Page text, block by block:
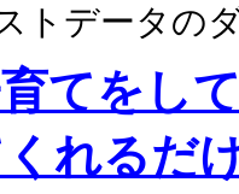
トデータの
てをし
くれる